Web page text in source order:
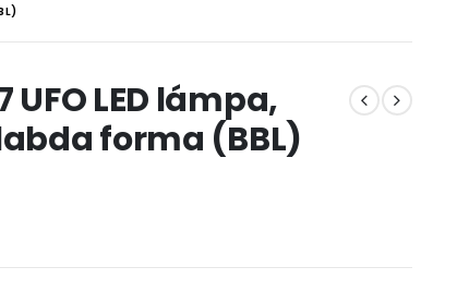
UFO LED lámpa,
forma (BBL)